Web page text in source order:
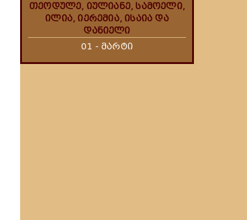
თეოდულე, იულიანე, სამოელი,
ილია, იერემია, ისაია და
დანიელი
01 - მარტი